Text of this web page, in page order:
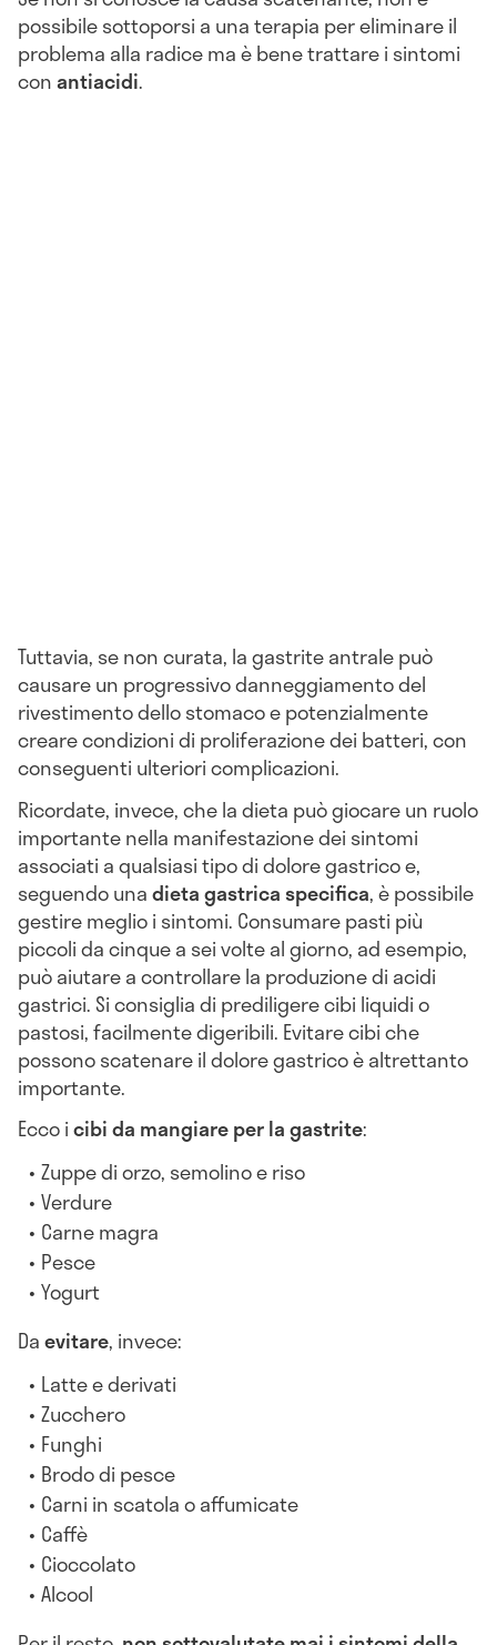
possibile sottoporsi a una terapia per eliminare il
problema alla radice ma è bene trattare i sintomi
conantiacidi.
Tuttavia, se non curata, la gastrite antrale può
causare un progressivo danneggiamento del
rivestimento dello stomaco e potenzialmente
creare condizioni di proliferazione dei batteri, con
conseguenti ulteriori complicazioni.
Ricordate, invece, che la dieta può giocare un ruolo
importante nella manifestazione dei sintomi
associati a qualsiasi tipo di dolore gastrico e,
seguendo unadieta gastrica specifica, è possibile
gestire meglio i sintomi. Consumare pasti più
piccoli da cinque a sei volte al giorno, ad esempio,
può aiutare a controllare la produzione di acidi
gastrici. Si consiglia di prediligere cibi liquidi o
pastosi, facilmente digeribili. Evitare cibi che
possono scatenare il dolore gastrico è altrettanto
importante.
Ecco icibi da mangiare per la gastrite:
Zuppe di orzo, semolino e riso
Verdure
Carne magra
Pesce
Yogurt
Daevitare, invece:
Latte e derivati
Zucchero
Funghi
Brodo di pesce
Carni in scatola o affumicate
Caffè
Cioccolato
Alcool